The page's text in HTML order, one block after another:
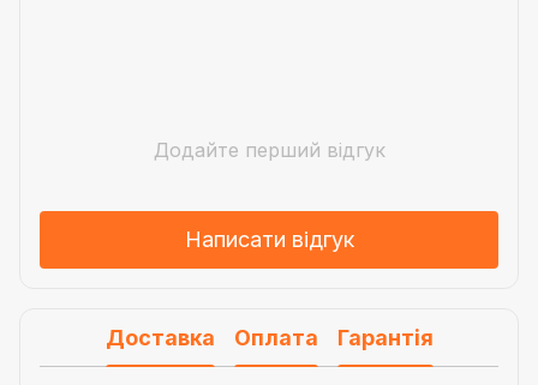
Додайте перший відгук
Написати відгук
Доставка Оплата Гарантія